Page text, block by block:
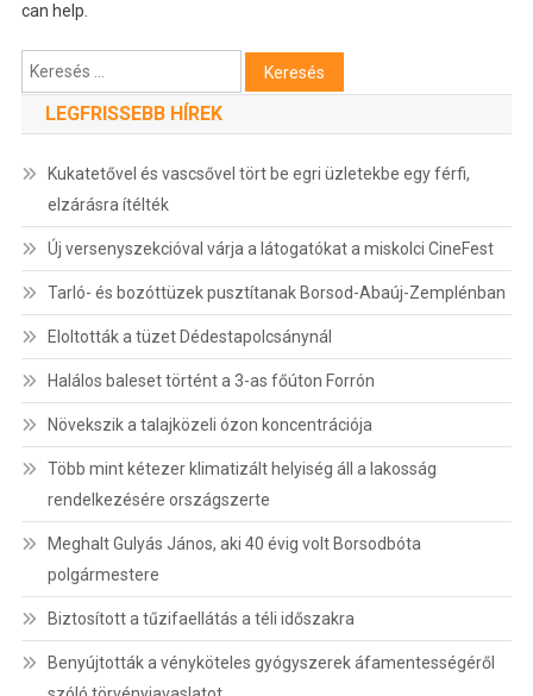
can help.
Keresés:
LEGFRISSEBB HÍREK
Kukatetővel és vascsővel tört be egri üzletekbe egy férfi,
elzárásra ítélték
Új versenyszekcióval várja a látogatókat a miskolci CineFest
Tarló- és bozóttüzek pusztítanak Borsod-Abaúj-Zemplénban
Eloltották a tüzet Dédestapolcsánynál
Halálos baleset történt a 3-as főúton Forrón
Növekszik a talajközeli ózon koncentrációja
Több mint kétezer klimatizált helyiség áll a lakosság
rendelkezésére országszerte
Meghalt Gulyás János, aki 40 évig volt Borsodbóta
polgármestere
Biztosított a tűzifaellátás a téli időszakra
Benyújtották a vényköteles gyógyszerek áfamentességéről